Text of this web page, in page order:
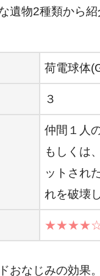
遺物2種類から紹
荷電球体
３
仲間１人
もしくは
ットされ
れを破壊
おなじみの効果。